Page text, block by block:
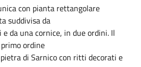
con pianta rettangolare
suddivisa da
da una cornice, in due ordini. Il
ordine
di Sarnico con ritti decorati e